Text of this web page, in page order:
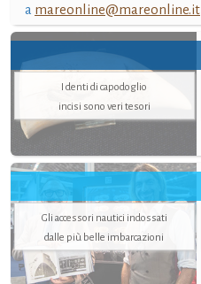
a mareonline@mareonline.it
I denti di capodoglio
incisi sono veri tesori
Gli accessori nautici indossati
dalle più belle imbarcazioni